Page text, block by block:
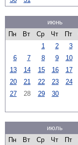
июнь
Пн
Вт Ср Чт Пт
1
2 3
6
7 8 9 10
13
14 15 16 17
20
21 22 23 24
27
28 29 30
июль
Пн
Вт Ср Чт Пт